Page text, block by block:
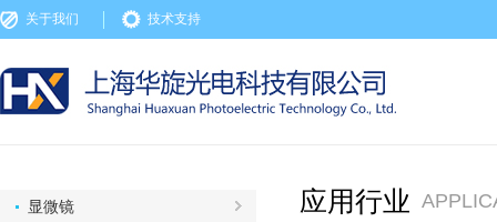
关于我们 技术支持
显微镜
应用行业